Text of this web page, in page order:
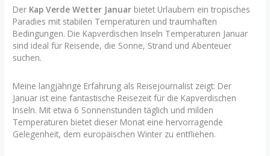
Der Kap Verde Wetter Januar bietet Urlaubern ein tropisches
Paradies mit stabilen Temperaturen und traumhaften
Bedingungen. Die Kapverdischen Inseln Temperaturen Januar
sind ideal für Reisende, die Sonne, Strand und Abenteuer
suchen.
Meine langjährige Erfahrung als Reisejournalist zeigt: Der
Januar ist eine fantastische Reisezeit für die Kapverdischen
Inseln. Mit etwa 6 Sonnenstunden täglich und milden
Temperaturen bietet dieser Monat eine hervorragende
Gelegenheit, dem europäischen Winter zu entfliehen.